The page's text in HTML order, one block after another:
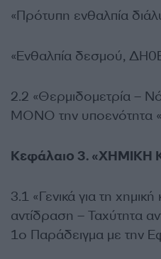
«Πρότυπη ενθαλπία
«Ενθαλπία δεσμού,
2.2 «Θερμιδομετρία –
ΜΟΝΟ την υποενότητα
Κεφάλαιο 3. «ΧΗΜΙΚΗ
3.1 «Γενικά για τη χημική
αντίδραση – Ταχύτητα
1ο Παράδειγμα με την